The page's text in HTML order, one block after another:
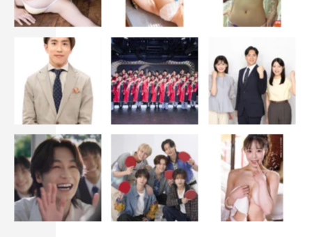
E-girls 乃木坂46 塚地武雅
寺脇康文 山口乃々華